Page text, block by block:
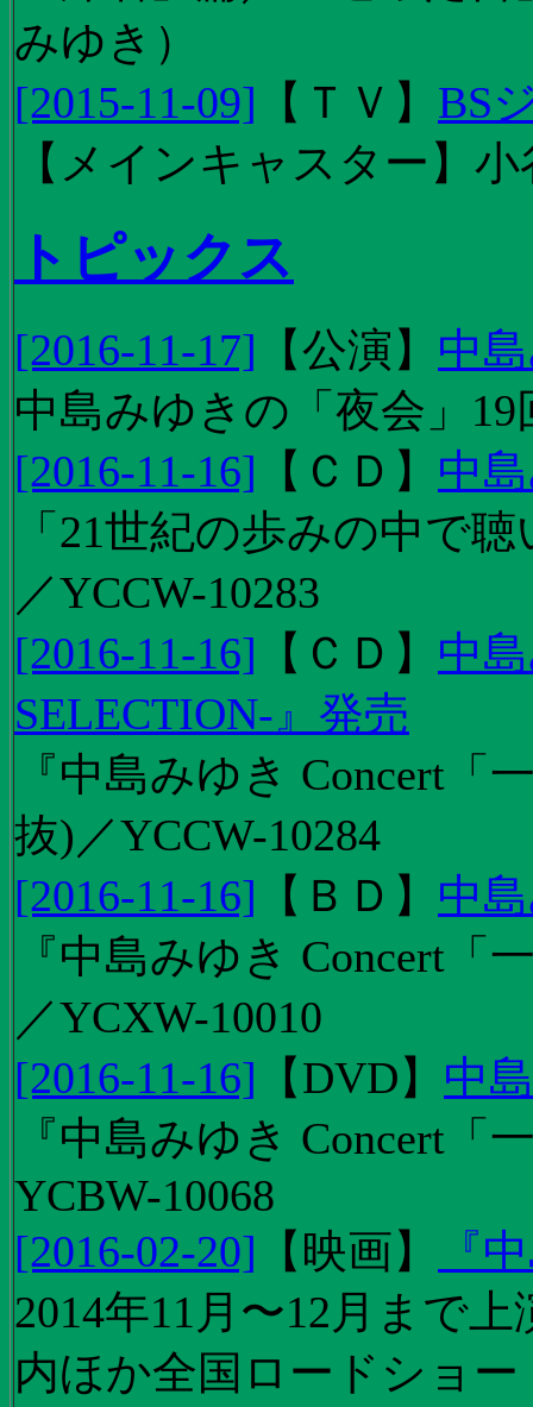
みゆき）
[2015-11-09] 【 ＴＶ 】 BS
【メインキャスター】
トピックス
[2016-11-17] 【公演 】 中
中島みゆきの「夜会」
[2016-11-16] 【 ＣＤ 】 中
「21世紀の歩みの中で
／YCCW-10283
[2016-11-16] 【 ＣＤ 】 中
SELECTION-』発売
『中島みゆき Concert
抜)／YCCW-10284
[2016-11-16] 【 ＢＤ 】 中
『中島みゆき Concert
／YCXW-10010
[2016-11-16] 【DVD】 中
『中島みゆき Concert
YCBW-10068
[2016-02-20] 【 映画】
『
2014年11月〜12月まで
内ほか全国ロードショー